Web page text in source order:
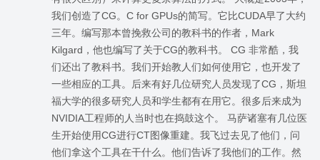
我们创造了CG。C for GPUs的简写。它比CUDA早了大约
三年。编写那本曾挽救公司的教科书的作者，Mark
Kilgard，他也编写了关于CG的教科书。 CG 非常酷，我
们还出了教科书。我们开始教人们如何使用它，也开发了
一些相应的工具。后来有好几位研究人员发现了CG，斯坦
福大学的很多研究人员和学生都有在用它。很多后来成为
NVIDIA工程师的人当时也在捣鼓这个。 马萨诸塞有几位医
生开始使用CG进行CT图像重建。我飞过去见了他们，问
他们拿这个工具在干什么。他们告诉了我他们的工作。然